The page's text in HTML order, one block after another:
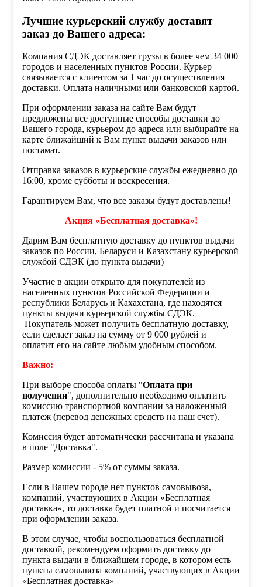
Лучшие курьерский службу доставят
заказ до Вашего адреса:
Компания СДЭК доставляет грузы в более чем 34 000
городов и населенных пунктов России. Курьер
связывается с клиентом за 1 час до осуществления
доставки. Оплата наличными или банковской картой.
При оформлении заказа на сайте Вам будут
предложены все доступные способы доставки до
Вашего города, курьером до адреса или выбирайте на
карте ближайший к Вам пункт выдачи заказов или
постамат.
Отправка заказов в курьерские службы ежедневно до
16:00, кроме субботы и воскресения.
Гарантируем Вам, что все заказы будут доставлены!
Акция «Бесплатная доставка»!
Дарим Вам бесплатную доставку до пунктов выдачи
заказов по России, Беларуси и Казахстану курьерской
службой СДЭК (до пункта выдачи)
Участие в акции открыто для покупателей из
населенных пунктов Российской Федерации и
республики Беларусь и Кахахстана, где находятся
пункты выдачи курьерской службы СДЭК.
Покупатель может получить бесплатную доставку,
если сделает заказ на сумму от 9 000 рублей и
оплатит его на сайте любым удобным способом.
Важно:
При выборе способа оплаты "Оплата при
получении", дополнительно необходимо оплатить
комиссию транспортной компании за наложенный
платеж (перевод денежных средств на наш счет).
Комиссия будет автоматически рассчитана и указана
в поле "Доставка".
Размер комиссии - 5% от суммы заказа.
Если в Вашем городе нет пунктов самовывоза,
компаний, участвующих в Акции «Бесплатная
доставка», то доставка будет платной и посчитается
при оформлении заказа.
В этом случае, чтобы воспользоваться бесплатной
доставкой, рекомендуем оформить доставку до
пункта выдачи в ближайшем городе, в котором есть
пункты самовывоза компаний, участвующих в Акции
«Бесплатная доставка»